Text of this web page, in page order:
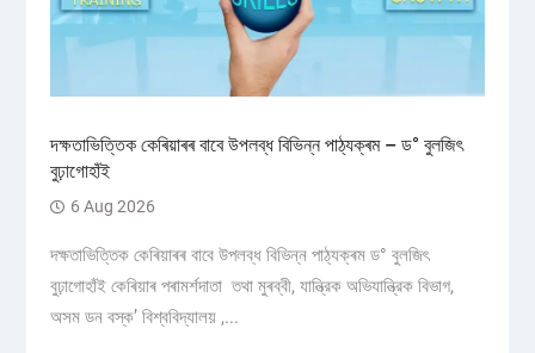
দক্ষতাভিত্তিক কেৰিয়াৰৰ বাবে উপলব্ধ বিভিন্ন পাঠ্যক্ৰম – ড° বুলজিৎ
বুঢ়াগোহাঁই
6 Aug 2026
দক্ষতাভিত্তিক কেৰিয়াৰৰ বাবে উপলব্ধ বিভিন্ন পাঠ্যক্ৰম ড° বুলজিৎ
বুঢ়াগোহাঁই কেৰিয়াৰ পৰামৰ্শদাতা তথা মুৰব্বী, যান্ত্রিক অভিযান্ত্রিক বিভাগ,
অসম ডন বস্ক’ বিশ্ববিদ্যালয় ,...